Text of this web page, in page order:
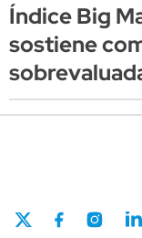
Índice Big
sostiene